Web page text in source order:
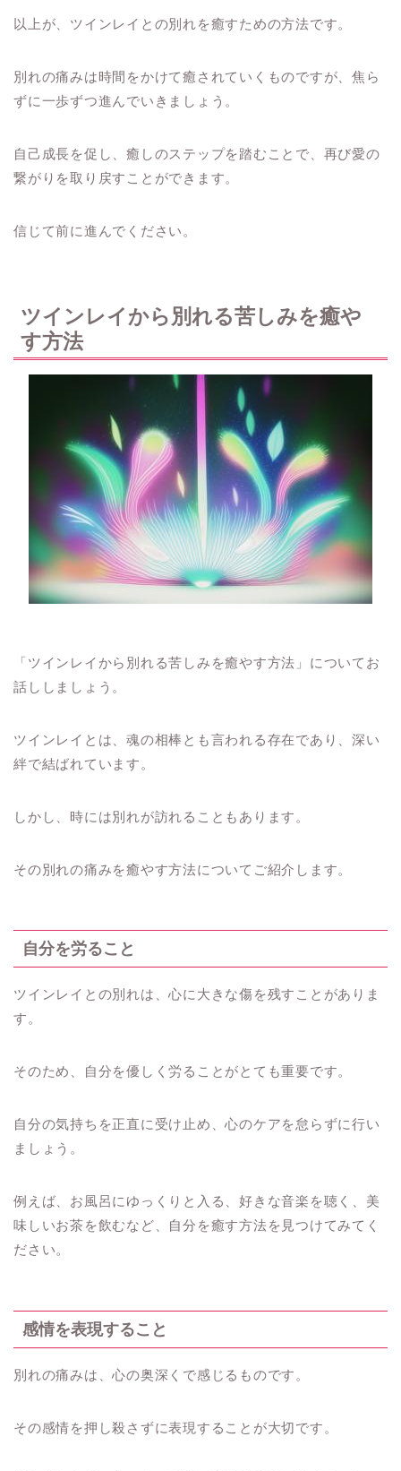
以上が、ツインレイとの別れを癒すための方法です。
別れの痛みは時間をかけて癒されていくものですが、焦ら
ずに一歩ずつ進んでいきましょう。
自己成長を促し、癒しのステップを踏むことで、再び愛の
繋がりを取り戻すことができます。
信じて前に進んでください。
ツインレイから別れる苦しみを癒や
す方法
「ツインレイから別れる苦しみを癒やす方法」についてお
話ししましょう。
ツインレイとは、魂の相棒とも言われる存在であり、深い
絆で結ばれています。
しかし、時には別れが訪れることもあります。
その別れの痛みを癒やす方法についてご紹介します。
自分を労ること
ツインレイとの別れは、心に大きな傷を残すことがありま
す。
そのため、自分を優しく労ることがとても重要です。
自分の気持ちを正直に受け止め、心のケアを怠らずに行い
ましょう。
例えば、お風呂にゆっくりと入る、好きな音楽を聴く、美
味しいお茶を飲むなど、自分を癒す方法を見つけてみてく
ださい。
感情を表現すること
別れの痛みは、心の奥深くで感じるものです。
その感情を押し殺さずに表現することが大切です。